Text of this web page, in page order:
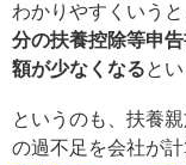
わかりやすくいうと
分の扶養控除等申
額が少なくなると
というのも、扶養
の過不足を会社が